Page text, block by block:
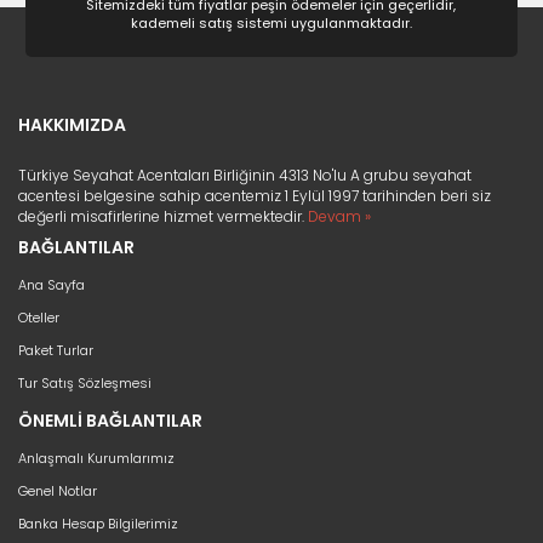
Sitemizdeki tüm fiyatlar peşin ödemeler için geçerlidir,
kademeli satış sistemi uygulanmaktadır.
HAKKIMIZDA
Türkiye Seyahat Acentaları Birliğinin 4313 No'lu A grubu seyahat
acentesi belgesine sahip acentemiz 1 Eylül 1997 tarihinden beri siz
değerli misafirlerine hizmet vermektedir. Devam »
BAĞLANTILAR
Ana Sayfa
Oteller
Paket Turlar
Tur Satış Sözleşmesi
ÖNEMLİ BAĞLANTILAR
Anlaşmalı Kurumlarımız
Genel Notlar
Banka Hesap Bilgilerimiz